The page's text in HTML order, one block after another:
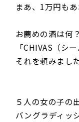
まあ、1万円も
お薦めの酒は何
「CHIVAS（シ
それを頼みまし
５人の女の子の
バングラディッ